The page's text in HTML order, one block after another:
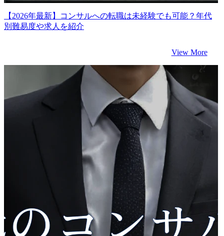
【2026年最新】コンサルへの転職は未経験でも可能？年代
別難易度や求人を紹介
View More